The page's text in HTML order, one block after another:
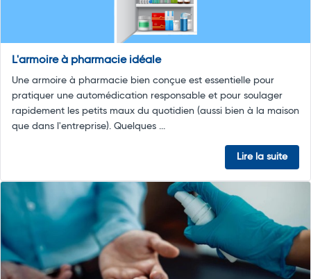
L'armoire à pharmacie idéale
Une armoire à pharmacie bien conçue est essentielle pour
pratiquer une automédication responsable et pour soulager
rapidement les petits maux du quotidien (aussi bien à la maison
que dans l'entreprise). Quelques ...
Lire la suite